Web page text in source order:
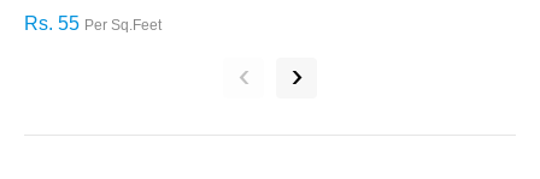
Rs. 55 Per Sq.Feet
‹ ›